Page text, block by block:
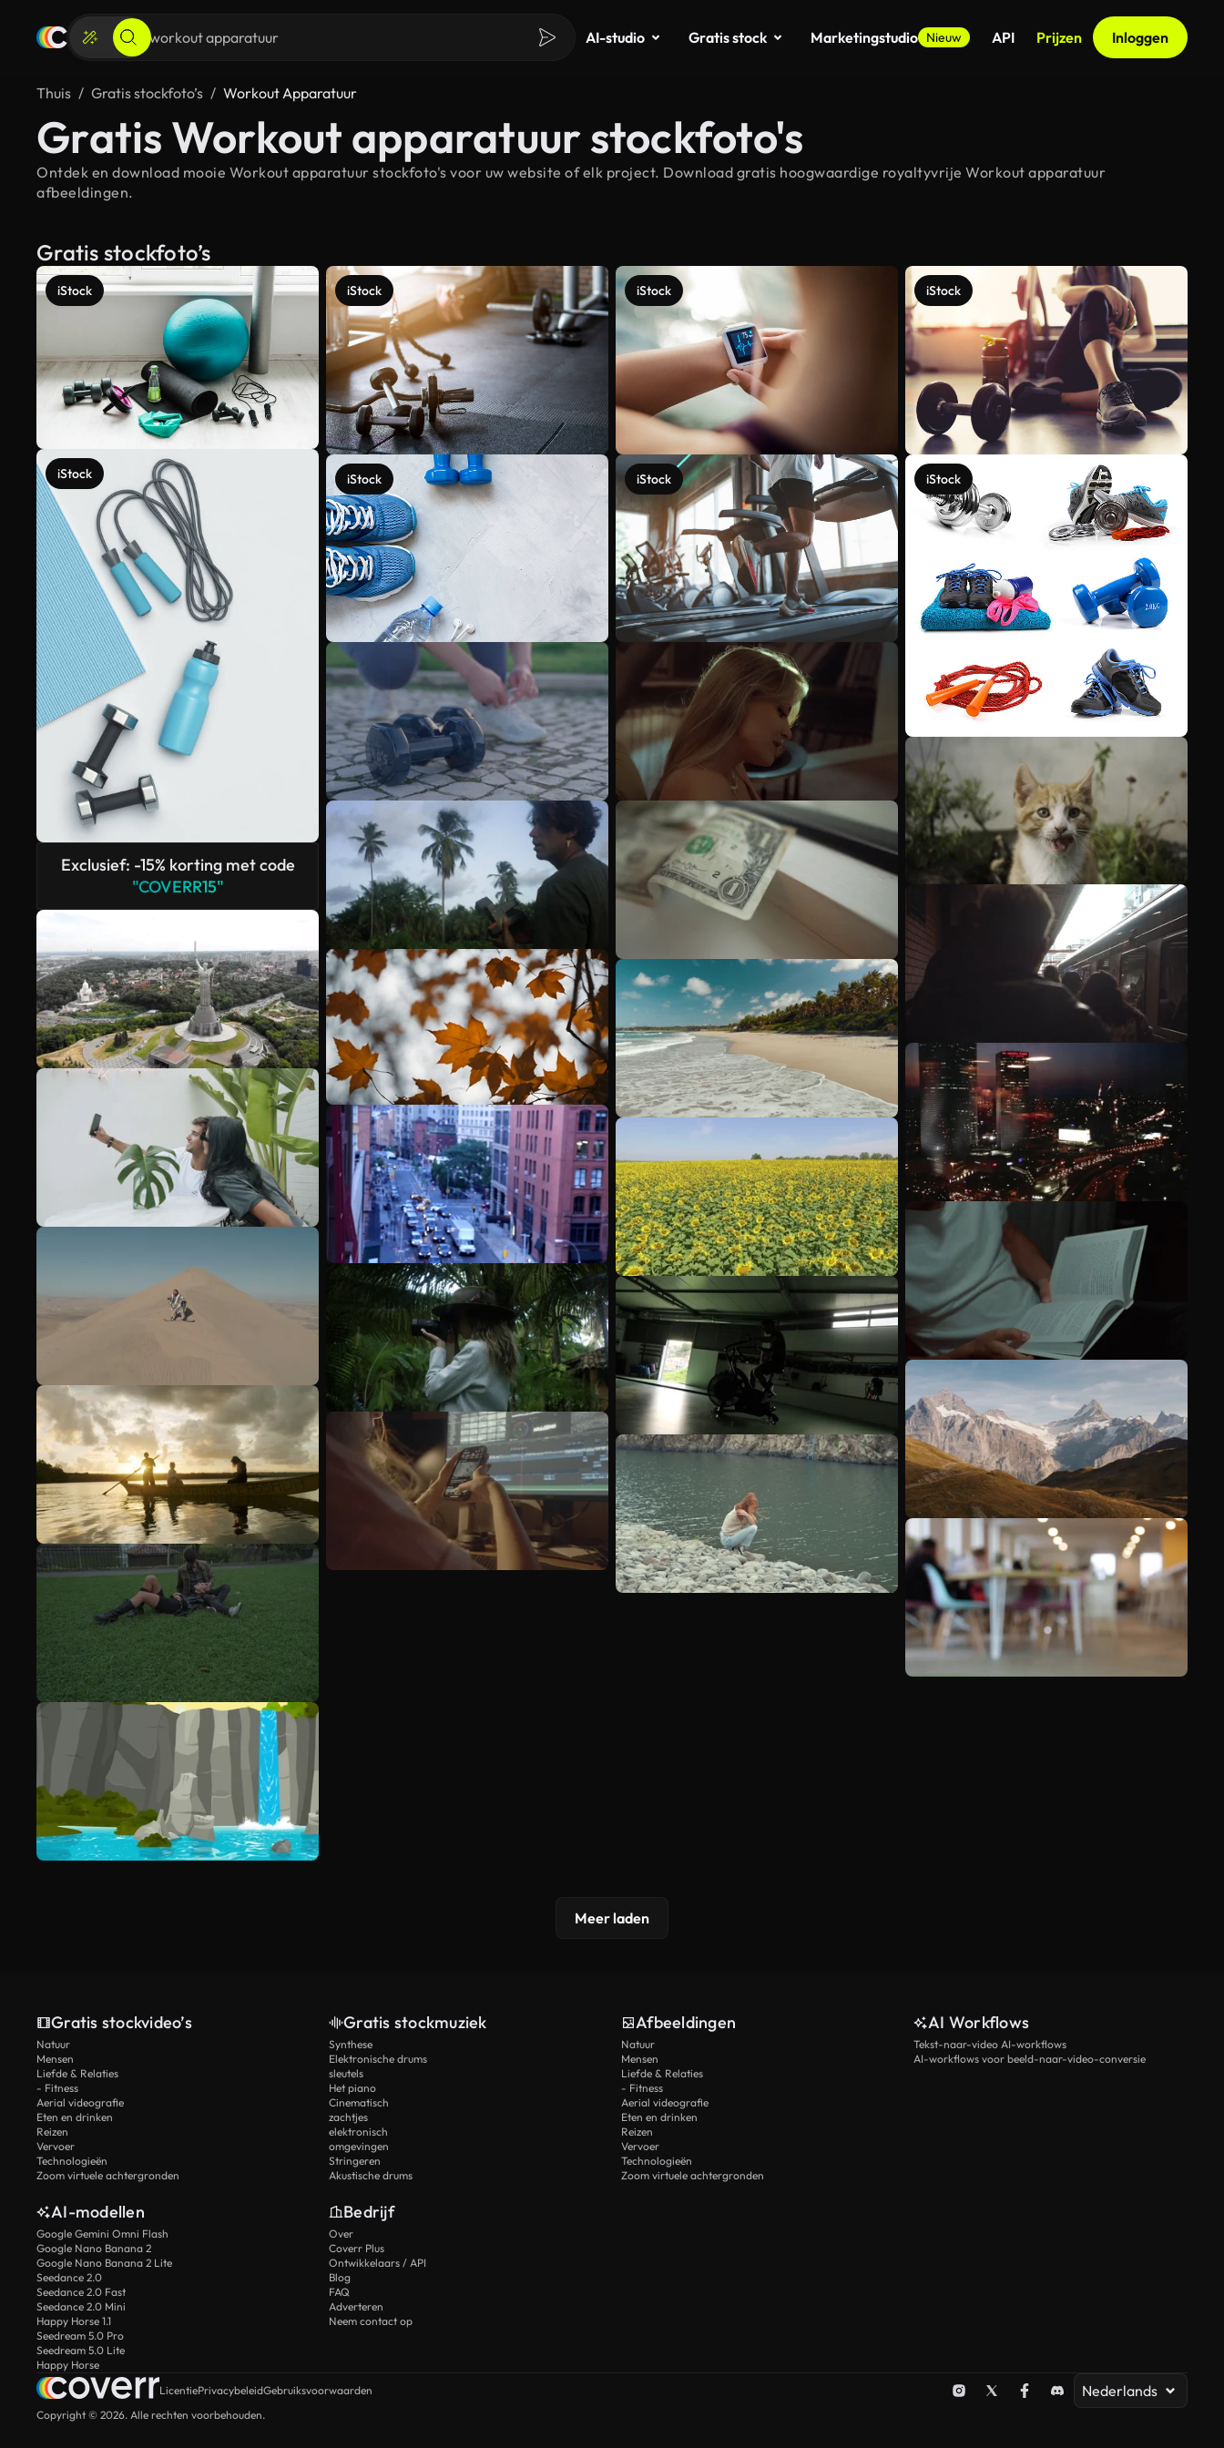
AI-studio Gratis stock Marketingstudio Nieuw API Prijzen Inloggen
Thuis Gratis stockfoto’s Workout Apparatuur
Gratis Workout apparatuur stockfoto's
Ontdek en download mooie Workout apparatuur stockfoto's voor uw website of elk project. Download gratis hoogwaardige royaltyvrije Workout apparatuur
afbeeldingen.
Gratis stockfoto’s
iStock
iStock
Exclusief: -15% korting met code
"COVERR15"
iStock
iStock
iStock
iStock
iStock
iStock
Meer bekijken
Meer laden
Gratis stockvideo’s
Natuur
Mensen
Liefde & Relaties
- Fitness
Aerial videografie
Eten en drinken
Reizen
Vervoer
Technologieën
Zoom virtuele achtergronden
Gratis stockmuziek
Synthese
Elektronische drums
sleutels
Het piano
Cinematisch
zachtjes
elektronisch
omgevingen
Stringeren
Akustische drums
Afbeeldingen
Natuur
Mensen
Liefde & Relaties
- Fitness
Aerial videografie
Eten en drinken
Reizen
Vervoer
Technologieën
Zoom virtuele achtergronden
AI Workflows
Tekst-naar-video AI-workflows
AI-workflows voor beeld-naar-video-conversie
AI-modellen
Google Gemini Omni Flash
Google Nano Banana 2
Google Nano Banana 2 Lite
Seedance 2.0
Seedance 2.0 Fast
Seedance 2.0 Mini
Happy Horse 1.1
Seedream 5.0 Pro
Seedream 5.0 Lite
Happy Horse
Bedrijf
Over
Coverr Plus
Ontwikkelaars / API
Blog
FAQ
Adverteren
Neem contact op
LicentiePrivacybeleidGebruiksvoorwaarden Nederlands
Copyright © 2026. Alle rechten voorbehouden.